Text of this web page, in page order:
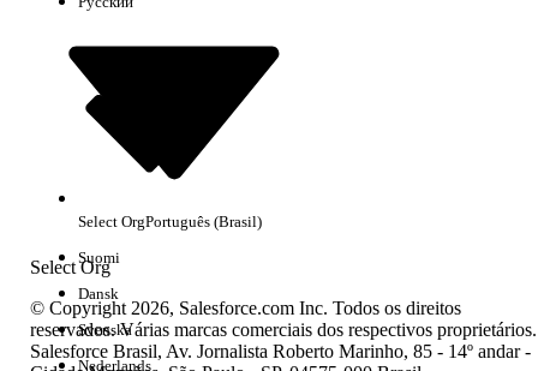
Sem resultados
Select Org
Select OrgPortuguês (Brasil)
Suomi
Dansk
Svenska
Nederlands
© Copyright 2026, Salesforce.com Inc. Todos os direitos
reservados. Várias marcas comerciais dos respectivos proprietários.
Salesforce Brasil, Av. Jornalista Roberto Marinho, 85 - 14º andar -